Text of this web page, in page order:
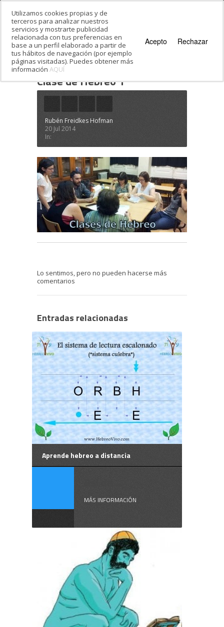
Estás en:
Clase de Hebreo 1
Rubén Freidkes Hofman
20 Jul 2014
In:
Lo sentimos, pero no pueden hacerse más
comentarios
Entradas relacionadas
Aprende hebreo a distancia
MÁS INFORMACIÓN
Utilizamos cookies propias y de
terceros para analizar nuestros
servicios y mostrarte publicidad
relacionada con tus preferencias en
base a un perfil elaborado a partir de
tus hábitos de navegación (por ejemplo
páginas visitadas). Puedes obtener más
información AQUÍ
Acepto Rechazar